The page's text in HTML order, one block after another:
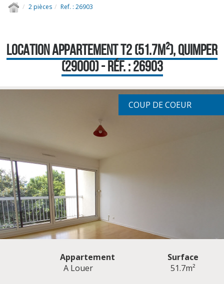
2 pièces Ref. : 26903
LOCATION APPARTEMENT T2 (51.7M²), QUIMPER
(29000) - RÉF. : 26903
COUP DE COEUR
Appartement
A Louer
Surface
51.7m²